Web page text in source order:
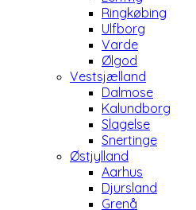
Ringkøbing
Ulfborg
Varde
Ølgod
Vestsjælland
Dalmose
Kalundborg
Slagelse
Snertinge
Østjylland
Aarhus
Djursland
Grenå